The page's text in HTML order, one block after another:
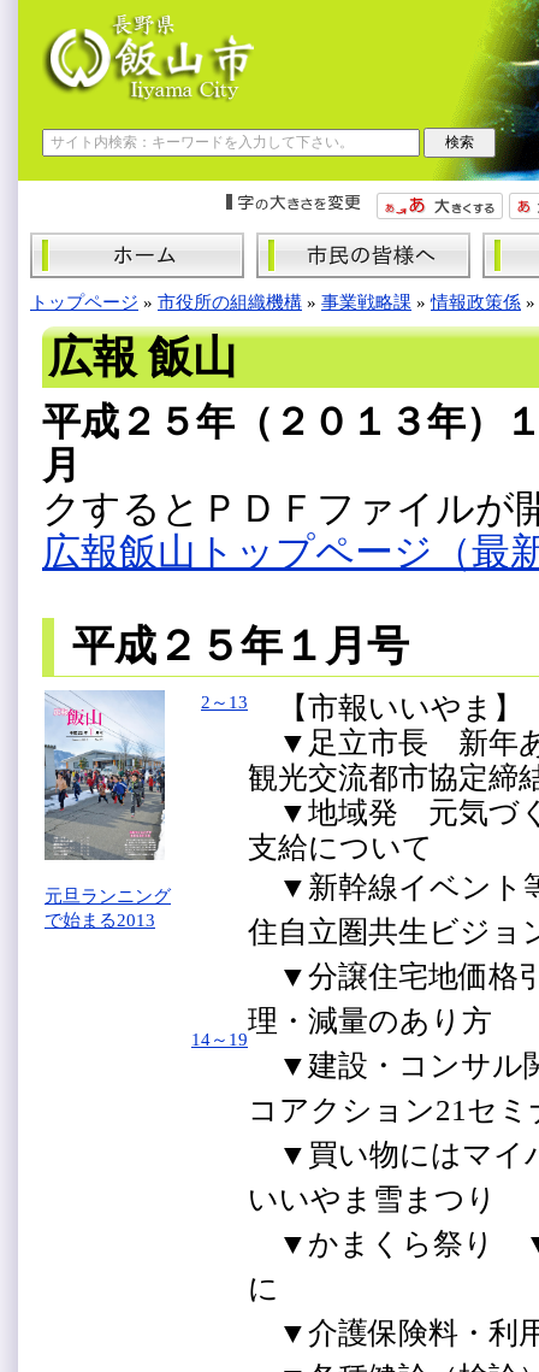
トップページ » 市役所の組織機構 » 事業戦略課 »情報政策係 »
広報 飯山
平成２５年（２０１３年）
クするとＰＤＦファイルが
広報飯山トップページ（最
平成２５年１月号
元旦ランニング
で始まる2013
2～13
14～19
【市報いいやま】
▼足立市長 新年
観光交流都市協定締
▼地域発 元気づ
支給について
▼新幹線イベント
住自立圏共生ビジョ
▼分譲住宅地価格
理・減量のあり方
▼建設・コンサル
コアクション21セミ
▼買い物にはマイ
いいやま雪まつり
▼かまくら祭り ▼
に
▼介護保険料・利